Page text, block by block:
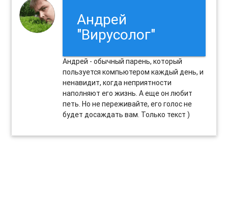
Андрей
"Вирусолог"
Андрей - обычный парень, который
пользуется компьютером каждый день, и
ненавидит, когда неприятности
наполняют его жизнь. А еще он любит
петь. Но не переживайте, его голос не
будет досаждать вам. Только текст )